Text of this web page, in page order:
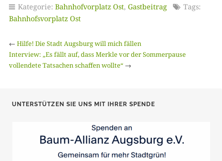
Kategorie: Bahnhofvorplatz Ost, Gastbeitrag
Tags:
Bahnhofsvorplatz Ost
← Hilfe! Die Stadt Augsburg will mich fällen
Interview: „Es fällt auf, dass Merkle vor der Sommerpause
vollendete Tatsachen schaffen wollte“→
UNTERSTÜTZEN SIE UNS MIT IHRER SPENDE